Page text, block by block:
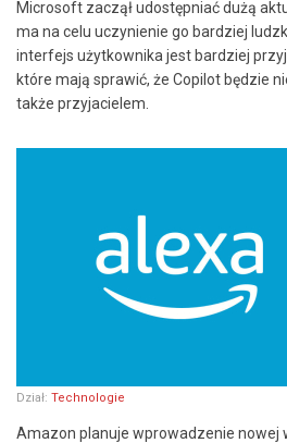
Microsoft zaczął udostępniać dużą
ma na celu uczynienie go bardziej
interfejs użytkownika jest bardziej
które mają sprawić, że Copilot będzie
także przyjacielem.
Dział: Technologie
Amazon planuje wprowadzenie nowej